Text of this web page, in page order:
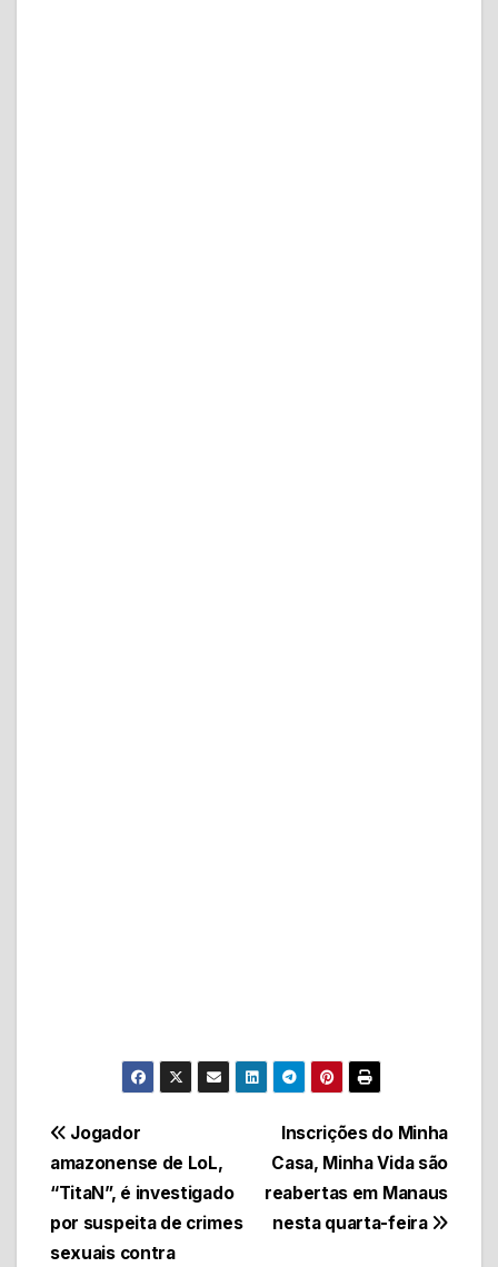
Navegação
de
Post
Inscrições do Minha
Casa, Minha Vida são
reabertas em Manaus
nesta quarta-feira
Jogador
amazonense de LoL,
“TitaN”, é investigado
por suspeita de crimes
sexuais contra